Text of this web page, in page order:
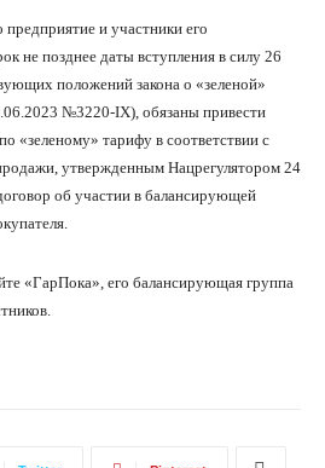
и участники его
не позднее даты вступления в силу 26
положений закона о «зеленой»
№3220-IX), обязаны привести
«зеленому» тарифу в соответствии с
утвержденным Нацрегулятором 24
об участии в балансирующей
«ГарПока», его балансирующая группа